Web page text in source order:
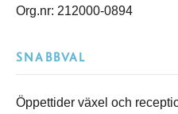
Org.nr: 212000-0894
SNABBVAL
Öppettider växel och